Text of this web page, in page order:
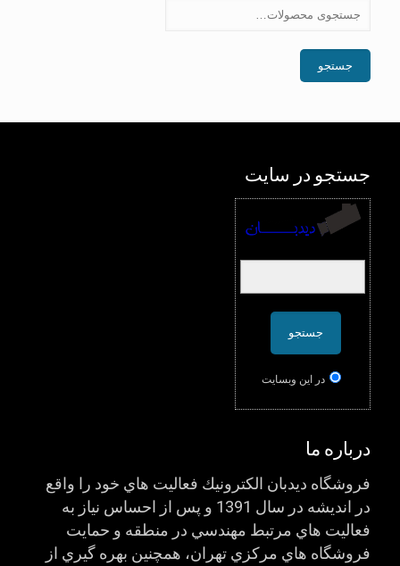
جستجو
جستجو در سایت
در اين وبسایت
درباره ما
فروشگاه ديدبان الكترونيك فعاليت هاي خود را واقع
در انديشه در سال 1391 و پس از احساس نياز به
فعاليت هاي مرتبط مهندسي در منطقه و حمايت
فروشگاه هاي مركزي تهران، همچنين بهره گيري از